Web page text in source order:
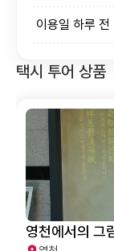
이용일 하루 전
택시 투어 상품
영천에서의 그